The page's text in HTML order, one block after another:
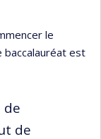
le
baccalauréat est
de
de